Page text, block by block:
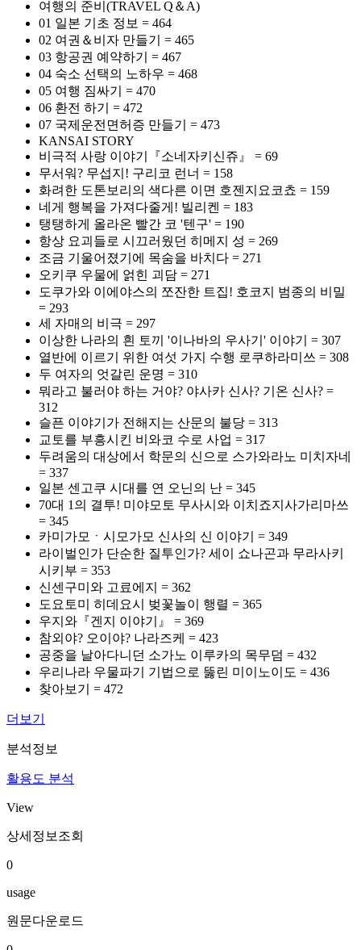
여행의 준비(TRAVEL Q＆A)
01 일본 기초 정보 = 464
02 여권＆비자 만들기 = 465
03 항공권 예약하기 = 467
04 숙소 선택의 노하우 = 468
05 여행 짐싸기 = 470
06 환전 하기 = 472
07 국제운전면허증 만들기 = 473
KANSAI STORY
비극적 사랑 이야기『소네자키신쥬』 = 69
무서워? 무섭지! 구리코 런너 = 158
화려한 도톤보리의 색다른 이면 호젠지요코쵸 = 159
네게 행복을 가져다줄게! 빌리켄 = 183
탱탱하게 올라온 빨간 코 '텐구' = 190
항상 요괴들로 시끄러웠던 히메지 성 = 269
조금 기울어졌기에 목숨을 바치다 = 271
오키쿠 우물에 얽힌 괴담 = 271
도쿠가와 이에야스의 쪼잔한 트집! 호코지 범종의 비밀
= 293
세 자매의 비극 = 297
이상한 나라의 흰 토끼 '이나바의 우사기' 이야기 = 307
열반에 이르기 위한 여섯 가지 수행 로쿠하라미쓰 = 308
두 여자의 엇갈린 운명 = 310
뭐라고 불러야 하는 거야? 야사카 신사? 기온 신사? =
312
슬픈 이야기가 전해지는 산문의 불당 = 313
교토를 부흥시킨 비와코 수로 사업 = 317
두려움의 대상에서 학문의 신으로 스가와라노 미치자네
= 337
일본 센고쿠 시대를 연 오닌의 난 = 345
70대 1의 결투! 미야모토 무사시와 이치죠지사가리마쓰
= 345
카미가모ㆍ시모가모 신사의 신 이야기 = 349
라이벌인가 단순한 질투인가? 세이 쇼나곤과 무라사키
시키부 = 353
신센구미와 고료에지 = 362
도요토미 히데요시 벚꽃놀이 행렬 = 365
우지와『겐지 이야기』 = 369
참외야? 오이야? 나라즈케 = 423
공중을 날아다니던 소가노 이루카의 목무덤 = 432
우리나라 우물파기 기법으로 뚫린 미이노이도 = 436
찾아보기 = 472
더보기
분석정보
활용도 분석
View
상세정보조회
0
usage
원문다운로드